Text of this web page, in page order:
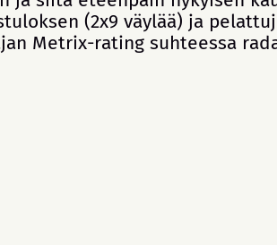
(2x9 väylää) ja
Metrix-rating suhteessa